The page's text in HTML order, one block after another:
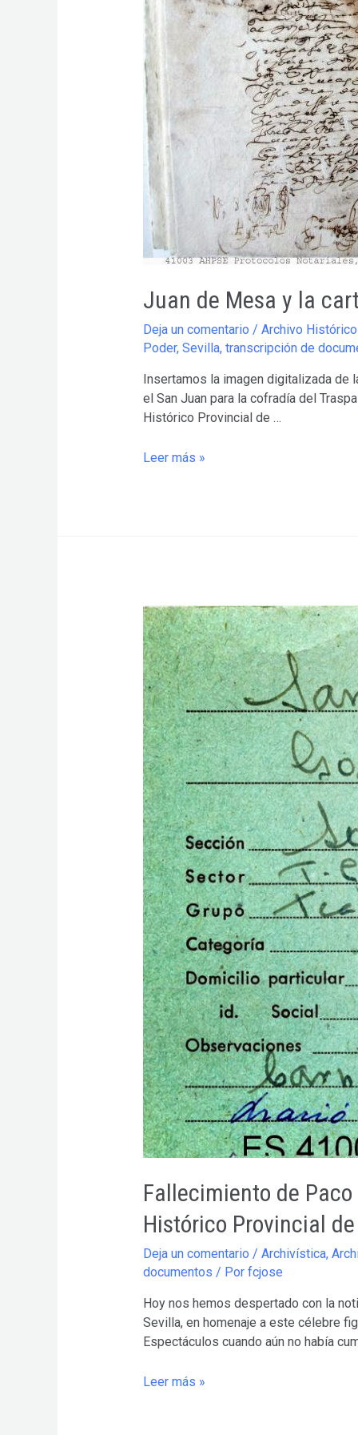
Juan de Mesa y la
Deja un comentario / Archivo
Poder, Sevilla, transcripción de
Insertamos la imagen digitalizada de
el San Juan para la cofradía del
Histórico Provincial de …
Juan
por
la
realización
del
GRAN
PODER.
Leer más »
Fallecimiento de
Histórico Provincial
Deja un comentario / Archivística,
documentos / Por fcjose
Hoy nos hemos despertado con la
Sevilla, en homenaje a este célebre
Espectáculos cuando aún no había
Fallecimiento
Leer más »